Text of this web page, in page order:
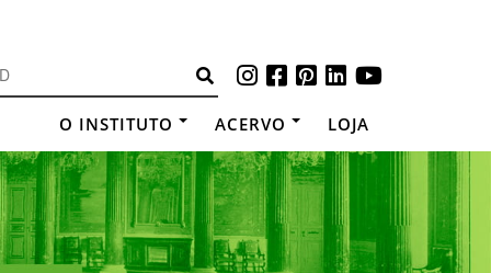
O INSTITUTO ACERVO LOJA